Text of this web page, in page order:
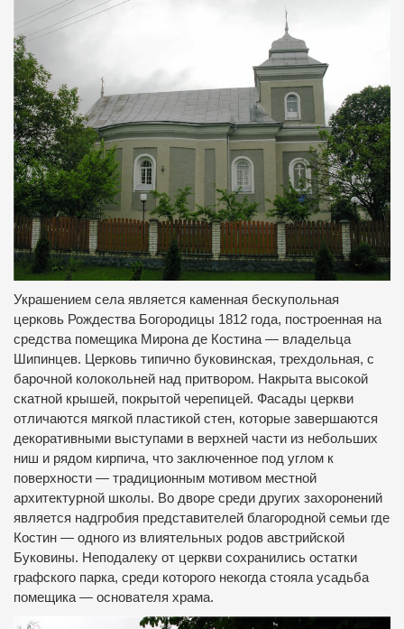
Украшением села является каменная бескупольная
церковь Рождества Богородицы 1812 года, построенная на
средства помещика Мирона де Костина — владельца
Шипинцев. Церковь типично буковинская, трехдольная, с
барочной колокольней над притвором. Накрыта высокой
скатной крышей, покрытой черепицей. Фасады церкви
отличаются мягкой пластикой стен, которые завершаются
декоративными выступами в верхней части из небольших
ниш и рядом кирпича, что заключенное под углом к
поверхности — традиционным мотивом местной
архитектурной школы. Во дворе среди других захоронений
является надгробия представителей благородной семьи где
Костин — одного из влиятельных родов австрийской
Буковины. Неподалеку от церкви сохранились остатки
графского парка, среди которого некогда стояла усадьба
помещика — основателя храма.